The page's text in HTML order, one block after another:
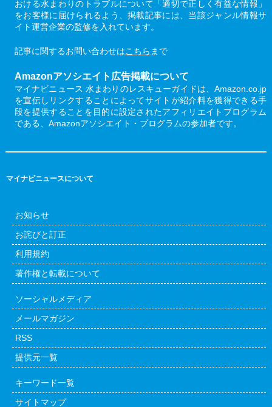
おける水まわりのトラブルについて「適切で正しく有益な情報」
をお客様に届けられるよう、掲載記事には、当該ジャンル情報サ
イト運営企業の監修を入れています。
記事に関するお問い合わせはこちら まで
Amazonアソシエイト広告掲載について
マイナビニュース 水まわりのレスキューガイドは、Amazon.co.jp
を宣伝しリンクすることによってサイトが紹介料を獲得できる手
段を提供することを目的に設定されたアフィリエイトプログラム
である、Amazonアソシエイト・プログラムの参加者です。
マイナビニュースについて
お知らせ
お詫びと訂正
利用規約
著作権と転載について
ソーシャルメディア
メールマガジン
RSS
提供元一覧
キーワード一覧
サイトマップ